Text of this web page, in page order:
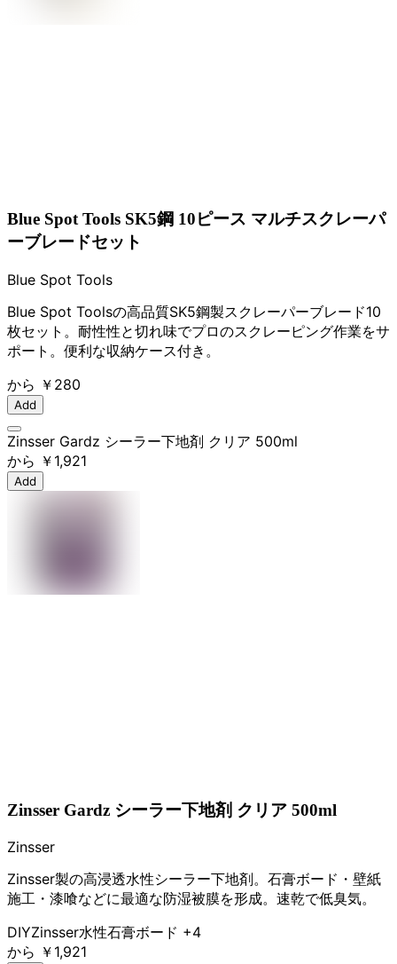
Blue Spot Tools SK5鋼 10ピース マルチスクレーパ
ーブレードセット
Blue Spot Tools
Blue Spot Toolsの高品質SK5鋼製スクレーパーブレード10
枚セット。耐性性と切れ味でプロのスクレーピング作業をサ
ポート。便利な収納ケース付き。
から ￥280
Add
Zinsser Gardz シーラー下地剤 クリア 500ml
から ￥1,921
Add
Zinsser Gardz シーラー下地剤 クリア 500ml
Zinsser
Zinsser製の高浸透水性シーラー下地剤。石膏ボード・壁紙
施工・漆喰などに最適な防湿被膜を形成。速乾で低臭気。
DIYZinsser水性石膏ボード +4
から ￥1,921